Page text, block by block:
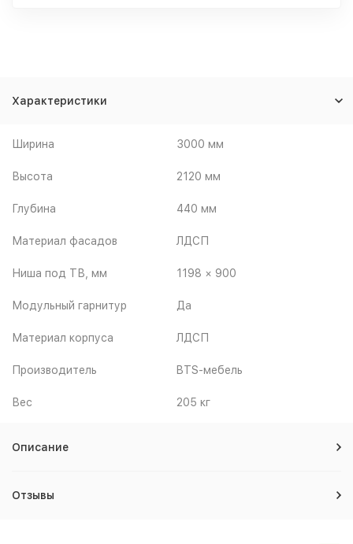
Характеристики
Ширина 3000 мм
Высота 2120 мм
Глубина 440 мм
Материал фасадов ЛДСП
Ниша под ТВ, мм 1198 × 900
Модульный гарнитур Да
Материал корпуса ЛДСП
Производитель BTS-мебель
Вес 205 кг
Описание
Отзывы